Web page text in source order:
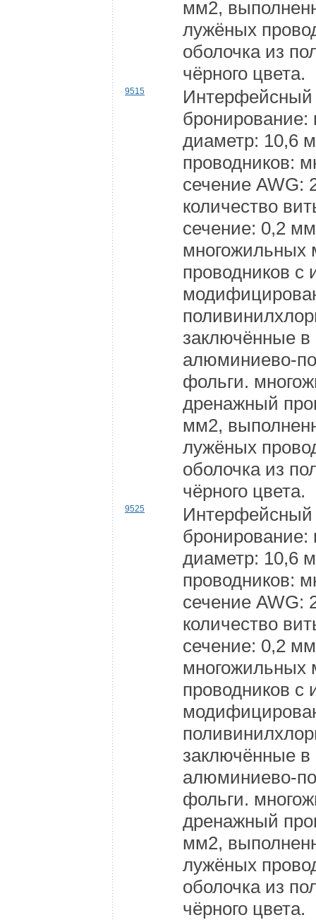
мм2,
лужёных
оболочка из
чёрного цвета.
9515
Интерфейсный
диаметр: 10,6
проводников:
сечение AWG:
количество
сечение: 0,2
многожильных
проводников с
заключённые
алюминиево-
фольги.
дренажный
мм2,
лужёных
оболочка из
чёрного цвета.
9525
Интерфейсный
диаметр: 10,6
проводников:
сечение AWG:
количество
сечение: 0,2
многожильных
проводников с
заключённые
алюминиево-
фольги.
дренажный
мм2,
лужёных
оболочка из
чёрного цвета.